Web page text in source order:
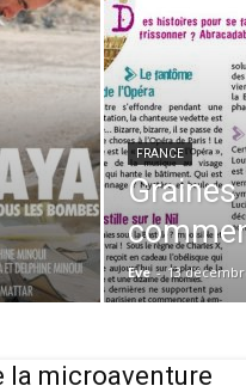
FRANCE
Graines
Eve - 13
la microaventure